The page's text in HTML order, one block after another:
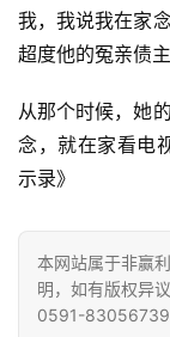
我，我说我在家
超度他的冤亲债
从那个时候，她
念，就在家看电
示录》
本网站属于非赢
明，如有版权异
0591-